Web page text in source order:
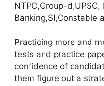
NTPC,Group-d,UPSC,
Banking,SI,Constable
Practicing more and
tests and practice
confidence of
them figure out a